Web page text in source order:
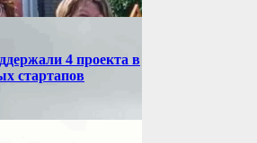
4 проекта в
стартапов